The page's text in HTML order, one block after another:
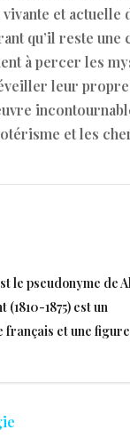
et actuelle
qu’il reste une
à percer les
leur
et les
le pseudonyme de
(1810-1875) est un
français et une